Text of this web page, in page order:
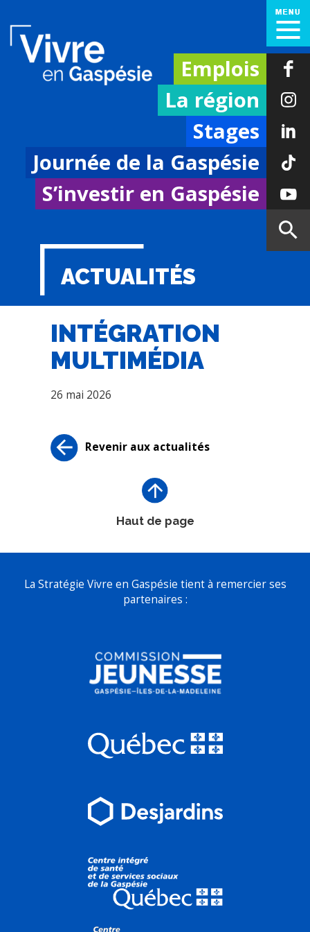
Emplois
La région
Stages
Journée de la Gaspésie
S’investir en Gaspésie
ACTUALITÉS
INTÉGRATION
MULTIMÉDIA
26 mai 2026
Revenir aux actualités
Haut de page
La Stratégie Vivre en Gaspésie tient à remercier ses
partenaires :